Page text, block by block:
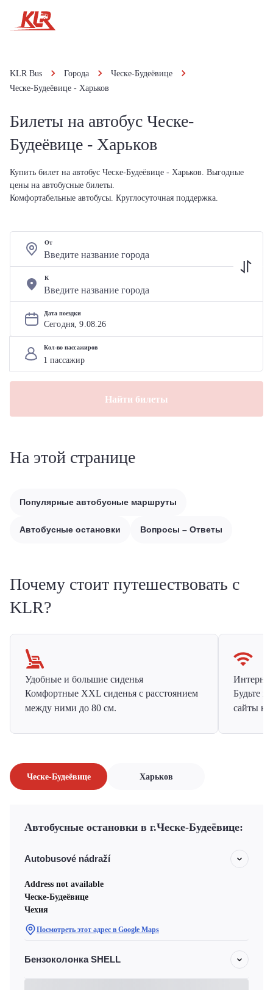
KLR Bus Города
Ческе-Будеёвице
Ческе-Будеёвице - Харьков
Билеты на автобус Ческе-
Будеёвице - Харьков
Купить билет на автобус Ческе-Будеёвице - Харьков. Выгодные
цены на автобусные билеты.
Комфортабельные автобусы. Круглосуточная поддержка.
От
К
Дата поездки
Сегодня, 9.08.26
Кол-во пассажиров
Найти билеты
На этой странице
Популярные автобусные маршруты
Автобусные остановки Вопросы – Ответы
Почему стоит путешествовать с
KLR?
Удобные и большие сиденья
Комфортные XXL сиденья с расстоянием
между ними до 80 см.
Будьте
сайты на
Ческе-Будеёвице Харьков
Автобусные остановки в г.Ческе-Будеёвице:
Autobusové nádraží
Address not available
Ческе-Будеёвице
Чехия
Посмотреть этот адрес в Google Maps
Бензоколонка SHELL